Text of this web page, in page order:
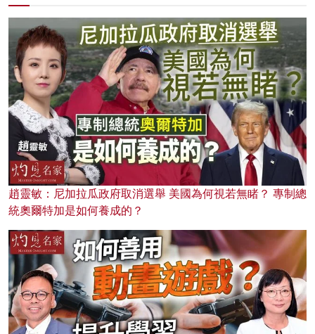
趙靈敏：尼加拉瓜政府取消選舉 美國為何視若無睹？ 專制總
統奧爾特加是如何養成的？